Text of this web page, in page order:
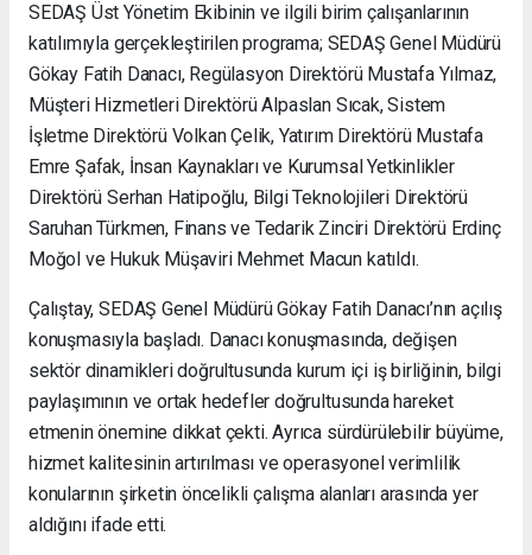
SEDAŞ Üst Yönetim Ekibinin ve ilgili birim çalışanlarının
katılımıyla gerçekleştirilen programa; SEDAŞ Genel Müdürü
Gökay Fatih Danacı, Regülasyon Direktörü Mustafa Yılmaz,
Müşteri Hizmetleri Direktörü Alpaslan Sıcak, Sistem
İşletme Direktörü Volkan Çelik, Yatırım Direktörü Mustafa
Emre Şafak, İnsan Kaynakları ve Kurumsal Yetkinlikler
Direktörü Serhan Hatipoğlu, Bilgi Teknolojileri Direktörü
Saruhan Türkmen, Finans ve Tedarik Zinciri Direktörü Erdinç
Moğol ve Hukuk Müşaviri Mehmet Macun katıldı.
Çalıştay, SEDAŞ Genel Müdürü Gökay Fatih Danacı’nın açılış
konuşmasıyla başladı. Danacı konuşmasında, değişen
sektör dinamikleri doğrultusunda kurum içi iş birliğinin, bilgi
paylaşımının ve ortak hedefler doğrultusunda hareket
etmenin önemine dikkat çekti. Ayrıca sürdürülebilir büyüme,
hizmet kalitesinin artırılması ve operasyonel verimlilik
konularının şirketin öncelikli çalışma alanları arasında yer
aldığını ifade etti.